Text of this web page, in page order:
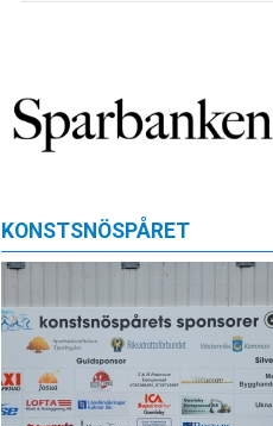
KONSTSNÖSPÅRET